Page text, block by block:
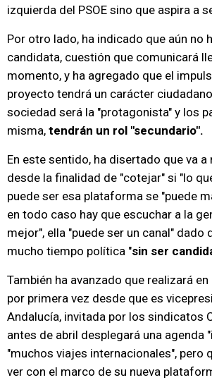
izquierda del PSOE sino que aspira a
Por otro lado, ha indicado que aún no
candidata, cuestión que comunicará
momento, y ha agregado que el
proyecto tendrá un carácter
sociedad será la "protagonista" y los
misma, tendrán un rol "secundario".
En este sentido, ha disertado que va a
desde la finalidad de "cotejar" si "lo
puede ser esa plataforma se "puede
en todo caso hay que escuchar a la
mejor", ella "puede ser un canal" dado
mucho tiempo política "sin ser
También ha avanzado que realizará
por primera vez desde que es
Andalucía, invitada por los sindicatos
antes de abril desplegará una agenda
"muchos viajes internacionales", pero
ver con el marco de su nueva